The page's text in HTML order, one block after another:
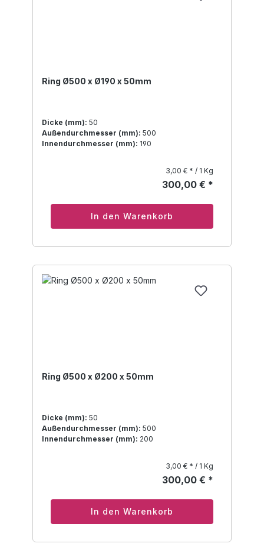
Ring Ø500 x Ø190 x 50mm
Dicke (mm): 50
Außendurchmesser (mm): 500
Innendurchmesser (mm): 190
3,00 € * / 1 Kg
300,00 € *
In den Warenkorb
Ring Ø500 x Ø200 x 50mm
Dicke (mm): 50
Außendurchmesser (mm): 500
Innendurchmesser (mm): 200
3,00 € * / 1 Kg
300,00 € *
In den Warenkorb